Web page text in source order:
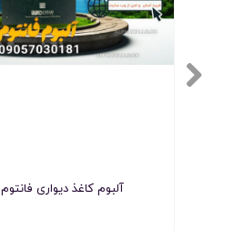
آلبوم کاغذ دیواری فانتوم Phantom